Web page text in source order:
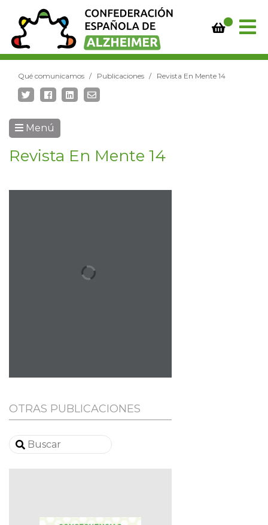
Qué comunicamos Publicaciones Revista En Mente 14
Menú
Revista En Mente 14
OTRAS PUBLICACIONES